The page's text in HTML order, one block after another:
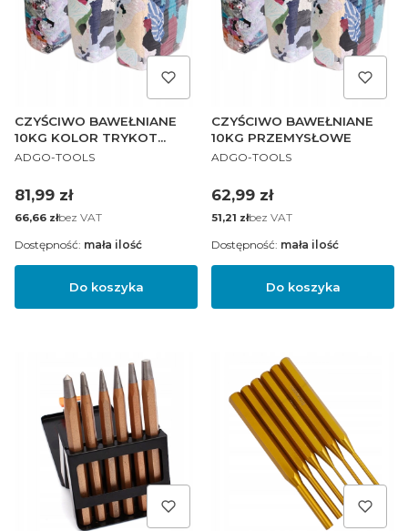
CZYŚCIWO BAWEŁNIANE
10KG KOLOR TRYKOT
ABSORPCYJNE
PRODUCENT
ADGO-TOOLS
Cena
81,99 zł
Cena
66,66 złbez VAT
Do koszyka
Dostępność: mała ilość
CZYŚCIWO BAWEŁNIANE
10KG PRZEMYSŁOWE
PRODUCENT
ADGO-TOOLS
Cena
62,99 zł
Cena
51,21 złbez VAT
Do koszyka
Dostępność: mała ilość